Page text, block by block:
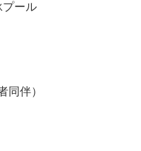
プール
同伴）